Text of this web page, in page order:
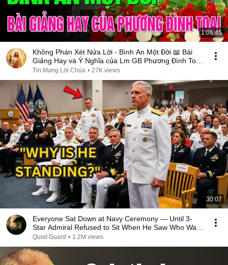
1:06:45
Không Phán Xét Nửa Lời - Bình An Một Đời 📖 Bài
Giảng Hay và Ý Nghĩa của Lm GB Phương Đình Toại,
MI
Tin Mừng Lời Chúa • 27K views
30:07
Everyone Sat Down at Navy Ceremony — Until 3-
Star Admiral Refused to Sit When He Saw Who Was
Missing
Quiet Guard • 1.2M views